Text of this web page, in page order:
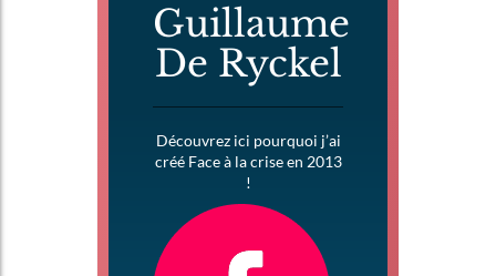
Guillaume
De Ryckel
Découvrez ici pourquoi j’ai
créé Face à la crise en 2013
!